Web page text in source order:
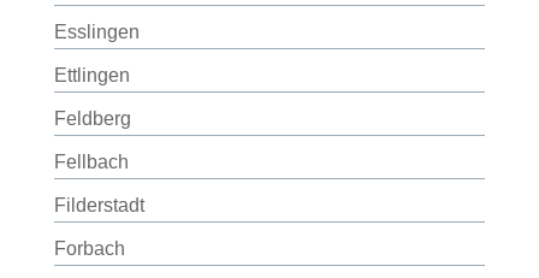
Esslingen
Ettlingen
Feldberg
Fellbach
Filderstadt
Forbach